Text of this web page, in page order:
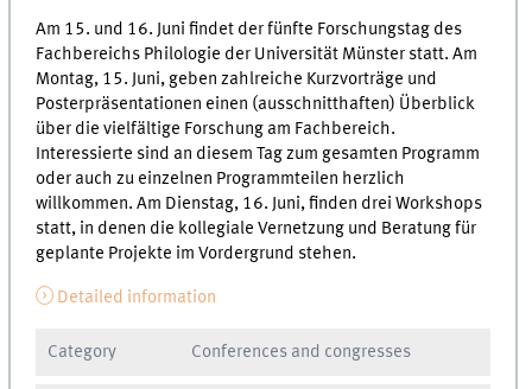
Am 15. und 16. Juni findet der fünfte Forschungstag des
Fachbereichs Philologie der Universität Münster statt. Am
Montag, 15. Juni, geben zahlreiche Kurzvorträge und
Posterpräsentationen einen (ausschnitthaften) Überblick
über die vielfältige Forschung am Fachbereich.
Interessierte sind an diesem Tag zum gesamten Programm
oder auch zu einzelnen Programmteilen herzlich
willkommen. Am Dienstag, 16. Juni, finden drei Workshops
statt, in denen die kollegiale Vernetzung und Beratung für
geplante Projekte im Vordergrund stehen.
Detailed information
Category Conferences and congresses